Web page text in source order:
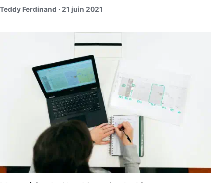
Teddy Ferdinand · 21 juin 2021